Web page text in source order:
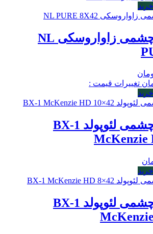
دوربین دوچشمی زاواروسکی NL
تغییرات قیمت :
دوربین دوچشمی لئوپولد BX-1
McKenzie
دوربین دوچشمی لئوپولد BX-1